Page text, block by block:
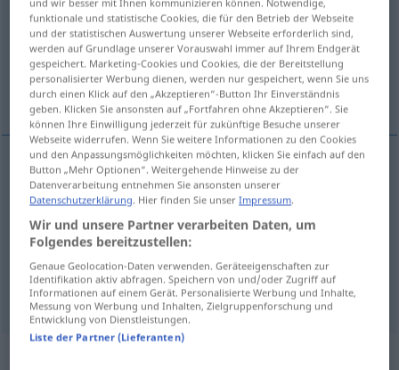
Übersicht aller Übersetzungen
(Für mehr Details die Übersetzung anklicken/antippen)
pescado frito pollita, niña yeyé
pescadomfrito Backfisch GASTR
pollitaf BackfischMädchen
niñafyeyé BackfischMädchen UMG FIG
und wir besser mit Ihnen kommunizieren können. Notwendige,
funktionale und statistische Cookies, die für den Betrieb der Webseite
und der statistischen Auswertung unserer Webseite erforderlich sind,
werden auf Grundlage unserer Vorauswahl immer auf Ihrem Endgerät
gespeichert. Marketing-Cookies und Cookies, die der Bereitstellung
personalisierter Werbung dienen, werden nur gespeichert, wenn Sie uns
durch einen Klick auf den „Akzeptieren“-Button Ihr Einverständnis
geben. Klicken Sie ansonsten auf „Fortfahren ohne Akzeptieren“. Sie
können Ihre Einwilligung jederzeit für zukünftige Besuche unserer
Webseite widerrufen. Wenn Sie weitere Informationen zu den Cookies
und den Anpassungsmöglichkeiten möchten, klicken Sie einfach auf den
Button „Mehr Optionen“. Weitergehende Hinweise zu der
Datenverarbeitung entnehmen Sie ansonsten unserer
Datenschutzerklärung. Hier finden Sie unserImpressum.
Wir und unsere Partner verarbeiten Daten, um
Folgendes bereitzustellen:
Genaue Geolocation-Daten verwenden. Geräteeigenschaften zur
Identifikation aktiv abfragen. Speichern von und/oder Zugriff auf
Informationen auf einem Gerät. Personalisierte Werbung und Inhalte,
Messung von Werbung und Inhalten, Zielgruppenforschung und
Entwicklung von Dienstleistungen.
Liste der Partner (Lieferanten)